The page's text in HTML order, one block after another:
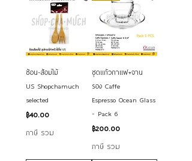
ช้อน-ส้อมไม้
US Shopchamuch
selected
ราคา
฿40.00
ภาษี รวม
ชุดแก้วกาแฟ+จาน
รอง Caffe
Espresso Ocean Glass
- Pack 6
ราคา
฿200.00
ภาษี รวม